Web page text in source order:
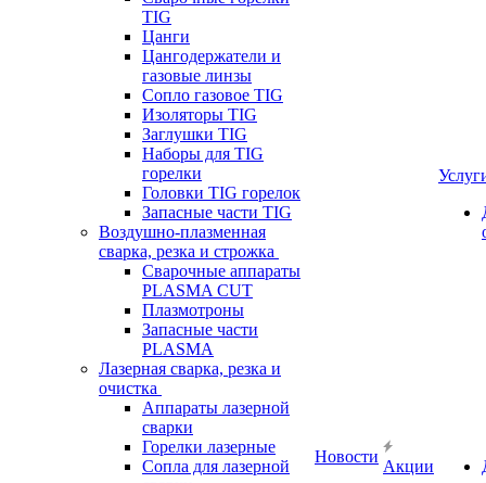
TIG
Цанги
Цангодержатели и
газовые линзы
Сопло газовое TIG
Изоляторы TIG
Заглушки TIG
Наборы для TIG
горелки
Головки TIG горелок
Запасные части TIG
Воздушно-плазменная
сварка, резка и строжка
Сварочные аппараты
PLASMA CUT
Плазмотроны
Запасные части
PLASMA
Лазерная сварка, резка и
очистка
Аппараты лазерной
сварки
Горелки лазерные
Сопла для лазерной
Новости
Акции